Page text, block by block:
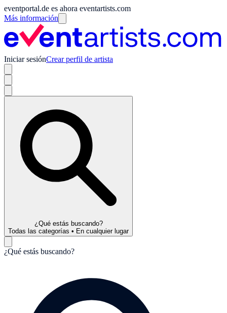
eventportal.de es ahora eventartists.com
Más información
Iniciar sesiónCrear perfil de artista
¿Qué estás buscando?
Todas las categorías • En cualquier lugar
¿Qué estás buscando?